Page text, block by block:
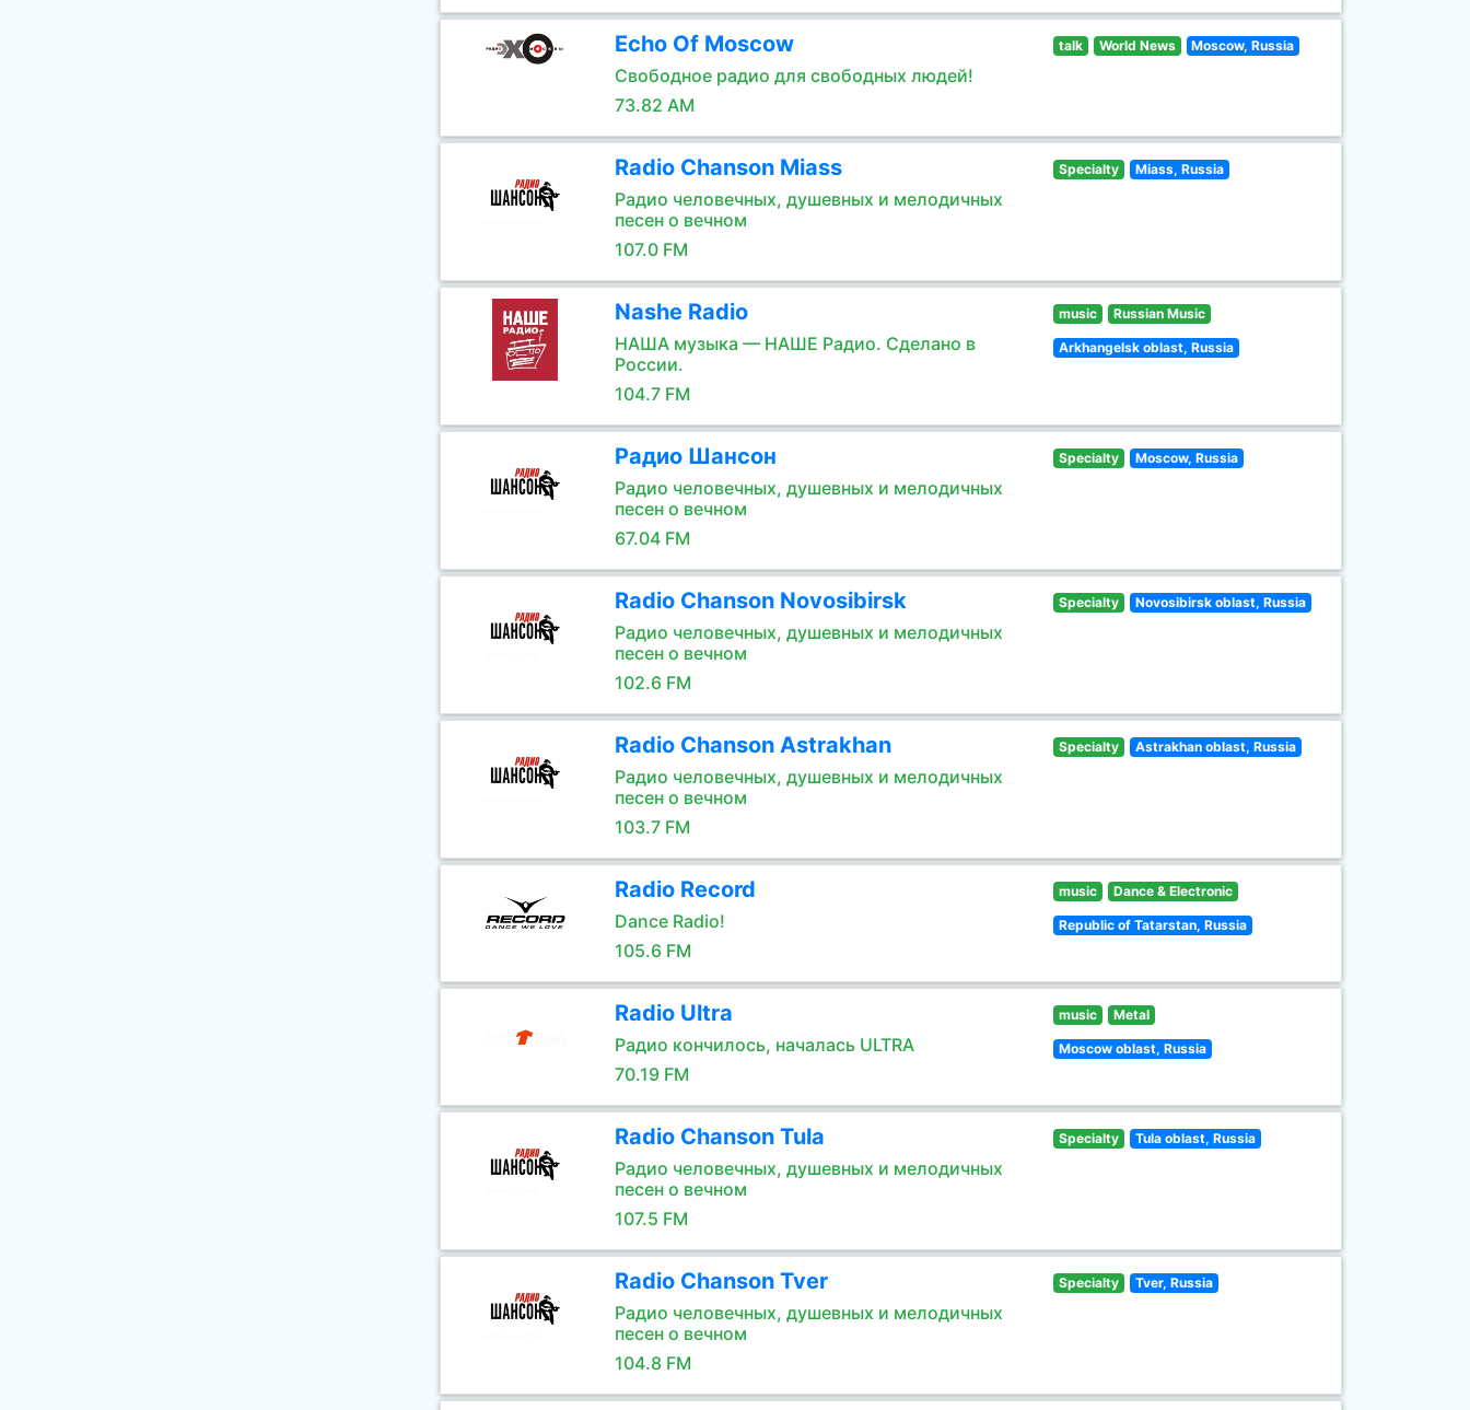
Echo Of Moscow
Свободное радио для свободных людей!
73.82 AM
talk World News Moscow, Russia
Radio Chanson Miass
Радио человечных, душевных и мелодичных
песен о вечном
107.0 FM
Specialty Miass, Russia
Nashe Radio
НАША музыка — НАШЕ Радио. Сделано в
России.
104.7 FM
music Russian Music
Arkhangelsk oblast, Russia
Радио Шансон
Радио человечных, душевных и мелодичных
песен о вечном
67.04 FM
Specialty Moscow, Russia
Radio Chanson Novosibirsk
Радио человечных, душевных и мелодичных
песен о вечном
102.6 FM
Specialty Novosibirsk oblast, Russia
Radio Chanson Astrakhan
Радио человечных, душевных и мелодичных
песен о вечном
103.7 FM
Specialty Astrakhan oblast, Russia
Radio Record
Dance Radio!
105.6 FM
music Dance & Electronic
Republic of Tatarstan, Russia
Radio Ultra
Радио кончилось, началась ULTRA
70.19 FM
music Metal
Moscow oblast, Russia
Radio Chanson Tula
Радио человечных, душевных и мелодичных
песен о вечном
107.5 FM
Specialty Tula oblast, Russia
Radio Chanson Tver
Радио человечных, душевных и мелодичных
песен о вечном
104.8 FM
Specialty Tver, Russia